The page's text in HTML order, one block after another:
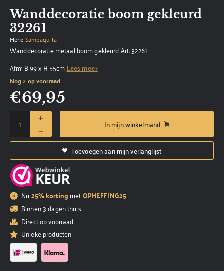
Wanddecoratie boom gekleurd
32261
Merk:Sampaquita
Wanddecoratie metaal boom gekleurd Art: 32261
Afm: B 99 x H 55cm Lees meer
Nog 2 op voorraad
€69,95
In mijn winkelmand
Toevoegen aan mijn verlanglijst
Nu 25% korting metOPHEFFING25
Binnen 3 dagen thuis
Direct op voorraad
Unieke producten